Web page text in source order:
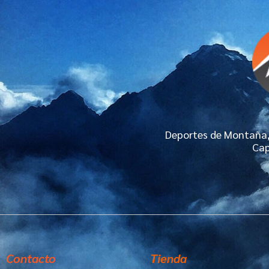
Deportes de
Contacto Tienda